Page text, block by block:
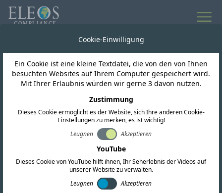
China
SRRC veröffentlicht
öffentliche Konsultation
zum 76-79-GHz-Band
Cookie-Einwilligung
Ein Cookie ist eine kleine Textdatei, die von den von Ihnen
besuchten Websites auf Ihrem Computer gespeichert wird.
Mit Ihrer Erlaubnis würden wir gerne 3 davon nutzen.
Zustimmung
Dieses Cookie ermöglicht es der Website, sich Ihre anderen Cookie-
Einstellungen zu merken, es ist wichtig!
Leugnen
Akzeptieren
YouTube
Dieses Cookie von YouTube hilft ihnen, Ihr Seherlebnis der Videos auf
unserer Website zu verwalten.
Leugnen
Akzeptieren